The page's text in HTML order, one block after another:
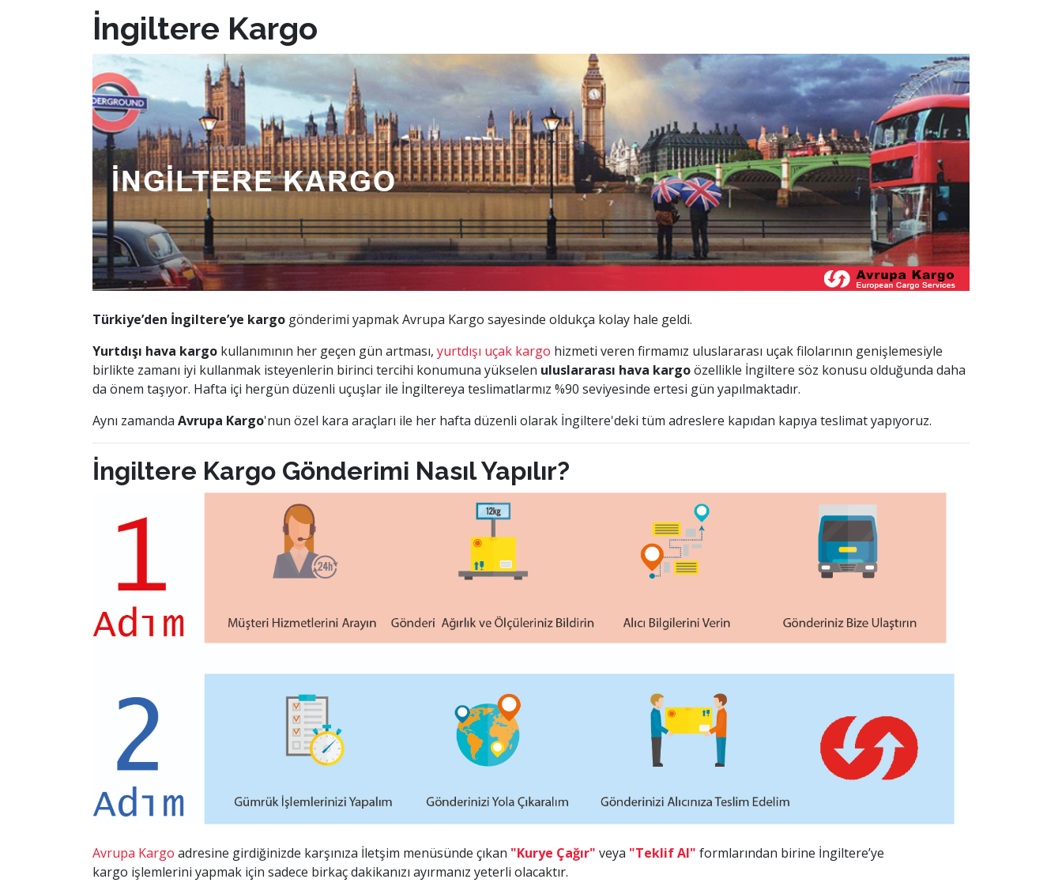
İngiltere Kargo
Türkiye’den İngiltere’ye kargo gönderimi yapmak Avrupa Kargo sayesinde oldukça kolay hale geldi.
Yurtdışı hava kargo kullanımının her geçen gün artması, yurtdışı uçak kargo hizmeti veren firmamız uluslararası uçak filolarının genişlemesiyle
birlikte zamanı iyi kullanmak isteyenlerin birinci tercihi konumuna yükselen uluslararası hava kargoözellikle İngiltere söz konusu olduğunda daha
da önem taşıyor. Hafta içi hergün düzenli uçuşlar ile İngiltereya teslimatlarmız %90 seviyesinde ertesi gün yapılmaktadır.
Aynı zamanda Avrupa Kargo'nun özel kara araçları ile her hafta düzenli olarak İngiltere'deki tüm adreslere kapıdan kapıya teslimat yapıyoruz.
İngiltere Kargo Gönderimi Nasıl Yapılır?
Avrupa Kargo adresine girdiğinizde karşınıza İletşim menüsünde çıkan "Kurye Çağır" veya "Teklif Al" formlarından birine İngiltere’ye
kargo işlemlerini yapmak için sadece birkaç dakikanızı ayırmanız yeterli olacaktır.